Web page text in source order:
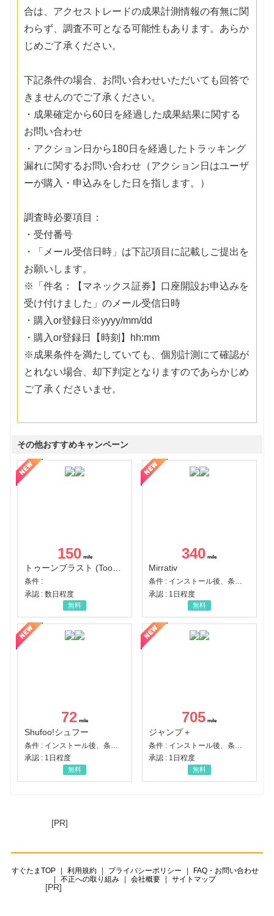
合は、アクセストレードの成果計測情報の有無に関
わらず、調査不可となる可能性もあります。あらか
じめご了承ください。
下記条件の場合、お問い合わせいただいても回答で
きませんのでご了承ください。
・成果確定から60日を経過した成果結果に関する
お問い合わせ
・アクション日から180日を経過したトラッキング
漏れに関するお問い合わせ（アクション日はユーザ
ーが購入・申込みをした日を指します。）
調査時必要項目：
・受付番号
・「メール受信日時」は下記項目に記載しご提出を
お願いします。
※「件名：【マネックス証券】口座開設お申込みを
受け付けました」のメール受信日時
・購入or登録日※yyyy/mm/dd
・購入or登録日【時刻】hh:mm
※成果条件を満たしていても、個別計測にて確認が
とれない場合、却下判定となりますのであらかじめ
ご了承くださいませ。
その他おすすめキャンペーン
150
トゥーンブラスト (Toon Blast)
条件 :
承認 : 数日程度
無料
340
Mirrativ
条件 : インストール後、条件達成
承認 : 1日程度
無料
72
Shufoo!シュフー
承認 : 1日程度
無料
705
ジャンプ＋
承認 : 1日程度
無料
[PR]
すぐたまTOP 利用規約 プライバシーポリシー
FAQ・お問い合わせ
不正への取り組み
会社概要 サイトマップ
[PR]